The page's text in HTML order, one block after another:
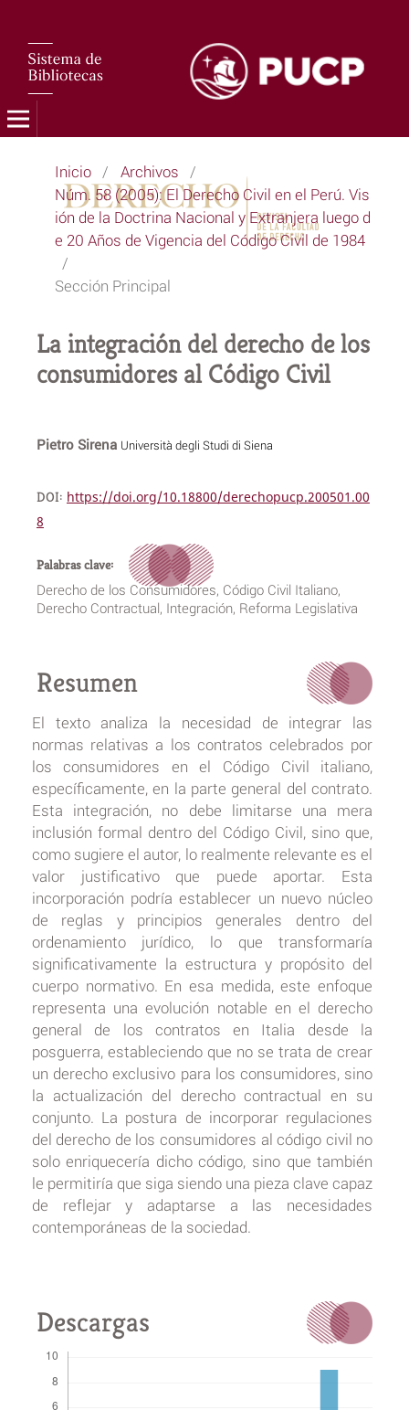
Inicio / Archivos /
Núm. 58 (2005): El Derecho Civil en el Perú. Vis
ión de la Doctrina Nacional y Extranjera luego d
e 20 Años de Vigencia del Código Civil de 1984
/
Sección Principal
La integración del derecho de los
consumidores al Código Civil
Pietro Sirena Università degli Studi di Siena
DOI: https://doi.org/10.18800/derechopucp.200501.00
8
Palabras clave:
Derecho de los Consumidores, Código Civil Italiano,
Derecho Contractual, Integración, Reforma Legislativa
Resumen
El texto analiza la necesidad de integrar las
normas relativas a los contratos celebrados por
los consumidores en el Código Civil italiano,
específicamente, en la parte general del contrato.
Esta integración, no debe limitarse una mera
inclusión formal dentro del Código Civil, sino que,
como sugiere el autor, lo realmente relevante es el
valor justificativo que puede aportar. Esta
incorporación podría establecer un nuevo núcleo
de reglas y principios generales dentro del
ordenamiento jurídico, lo que transformaría
significativamente la estructura y propósito del
cuerpo normativo. En esa medida, este enfoque
representa una evolución notable en el derecho
general de los contratos en Italia desde la
posguerra, estableciendo que no se trata de crear
un derecho exclusivo para los consumidores, sino
la actualización del derecho contractual en su
conjunto. La postura de incorporar regulaciones
del derecho de los consumidores al código civil no
solo enriquecería dicho código, sino que también
le permitiría que siga siendo una pieza clave capaz
de reflejar y adaptarse a las necesidades
contemporáneas de la sociedad.
Descargas